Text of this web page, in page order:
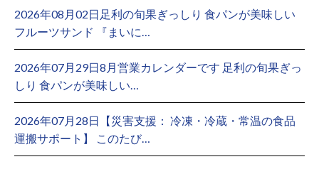
2026年08月02日足利の旬果ぎっしり 食パンが美味しい
フルーツサンド 『まいに…
2026年07月29日8月営業カレンダーです 足利の旬果ぎっ
しり 食パンが美味しい…
2026年07月28日【災害支援： 冷凍・冷蔵・常温の食品
運搬サポート】 このたび…